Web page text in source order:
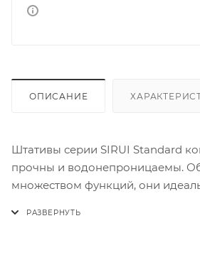
ОПИСАНИЕ
Штативы серии SIRUI Standard
прочны и водонепроницаемы.
множеством функций, они